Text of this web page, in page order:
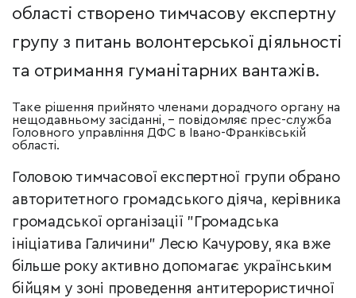
області створено тимчасову експертну
групу з питань волонтерської діяльності
та отримання гуманітарних вантажів.
Таке рішення прийнято членами дорадчого органу на
нещодавньому засіданні, – повідомляє прес-служба
Головного управління ДФС в Івано-Франківській
області.
Головою тимчасової експертної групи обрано
авторитетного громадського діяча, керівника
громадської організації "Громадська
ініціатива Галичини" Лесю Качурову, яка вже
більше року активно допомагає українським
бійцям у зоні проведення антитерористичної